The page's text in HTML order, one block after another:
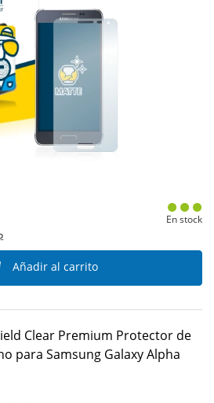
En stock
Añadir al carrito
Clear Premium Protector de
para Samsung Galaxy Alpha